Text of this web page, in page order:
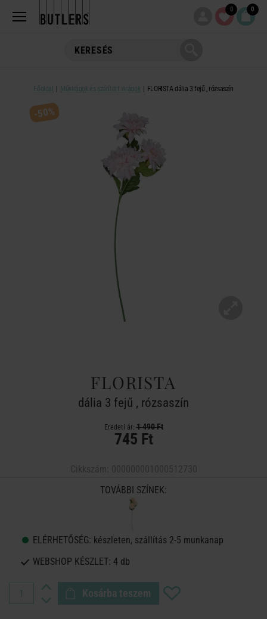
0 0
Főoldal Művirágok és szárított virágok FLORISTA dália 3 fejű , rózsaszín
-50%
FLORISTA
dália 3 fejű , rózsaszín
Eredeti ár:1 490 Ft
745 Ft
TOVÁBBI SZÍNEK:
ELÉRHETŐSÉG: készleten, szállítás 2-5 munkanap
WEBSHOP KÉSZLET: 4 db
Kosárba teszem